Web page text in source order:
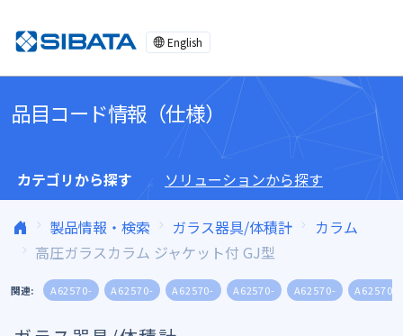
English
品目コード情報（仕様）
カテゴリから探す ソリューションから探す
製品情報・検索 ガラス器具/体積計
カラム
高圧ガラスカラム ジャケット付 GJ型
関連: A62570- A62570- A62570- A62570- A62570- A62570-